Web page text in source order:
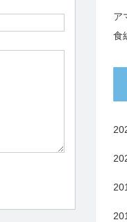
ア
食